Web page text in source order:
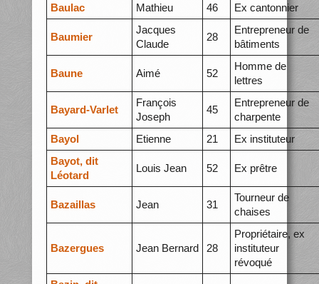
Baulac
Mathieu 46 Ex cantonnier
Baumier
Jacques
Claude
28
Entrepreneur de
bâtiments
Baune Aimé 52
Homme de
lettres
Bayard-Varlet
François
Joseph
45
Entrepreneur de
charpente
Bayol
Etienne 21
Ex instituteur
Bayot, dit
Léotard
Louis Jean 52 Ex prêtre
Bazaillas Jean 31
Tourneur de
chaises
Bazergues Jean Bernard 28
Propriétaire, ex
instituteur
révoqué